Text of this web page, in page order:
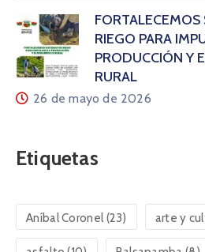
FORTALECEMOS
RIEGO PARA
PRODUCCIÓN Y
RURAL
26 de mayo de 2026
Etiquetas
Aníbal Coronel(23) arte y